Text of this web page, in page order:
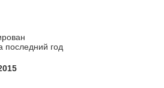
последний год